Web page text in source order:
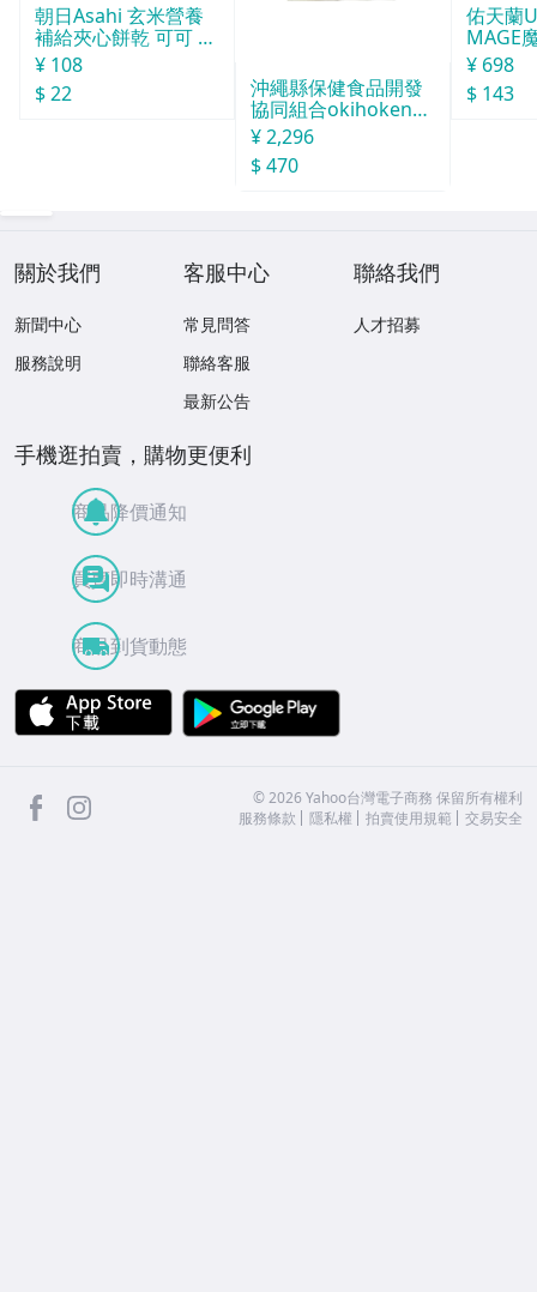
朝日Asahi 玄米營養
補給夾心餅乾 可可 72
g
¥ 108
$ 22
沖繩縣保健食品開發
協同組合okihoken琉
球酒豪傳說 15包入
¥ 2,296
$ 470
佑天蘭
MAGE
型
¥ 698
$ 143
關於我們
新聞中心
服務說明
客服中心
常見問答
聯絡客服
最新公告
聯絡我們
人才招募
手機逛拍賣，購物更便利
商品降價通知
買賣即時溝通
商品到貨動態
APP Store
facebook ©2026 Yahoo台灣電子商務 保留所有權利
服務條款
隱私權 拍賣使用規範 交易安全